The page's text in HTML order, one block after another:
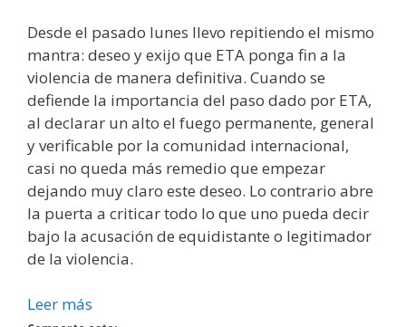
Desde el pasado lunes llevo repitiendo el mismo
mantra: deseo y exijo que ETA ponga fin a la
violencia de manera definitiva. Cuando se
defiende la importancia del paso dado por ETA,
al declarar un alto el fuego permanente, general
y verificable por la comunidad internacional,
casi no queda más remedio que empezar
dejando muy claro este deseo. Lo contrario abre
la puerta a criticar todo lo que uno pueda decir
bajo la acusación de equidistante o legitimador
de la violencia.
Leer más